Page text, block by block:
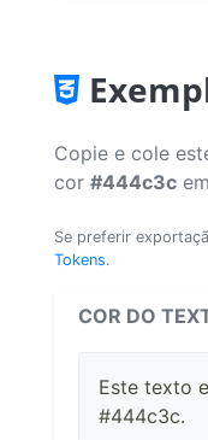
Copie e cole
cor #444c3c
Se preferir
Tokens.
COR DO
Este texto
#444c3c.